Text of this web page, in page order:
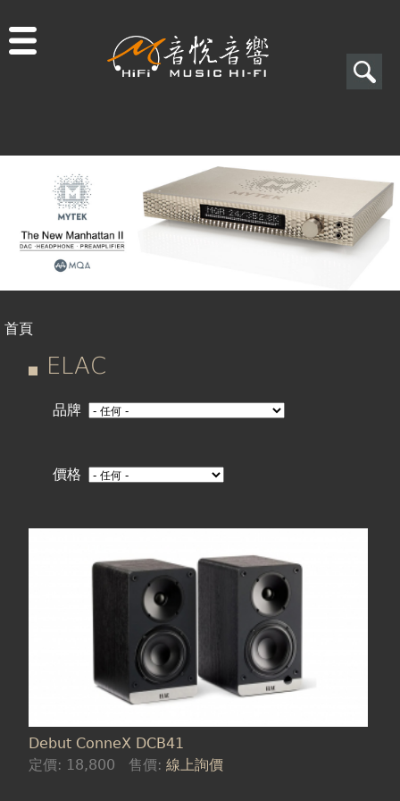
搜
表
單
搜
尋
您
首頁
ELAC
品牌
價格
Debut ConneX DCB41
定價: 18,800 售價:線上詢價